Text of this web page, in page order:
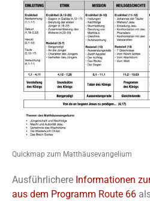
Quickmap zum Matthäusevangelium
Ausführlichere Informationen
aus dem Programm Route 66